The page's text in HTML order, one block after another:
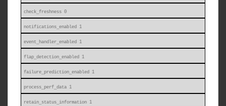
check_freshness 0
notifications_enabled 1
event_handler_enabled 1
flap_detection_enabled 1
failure_prediction_enabled 1
process_perf_data 1
retain_status_information 1